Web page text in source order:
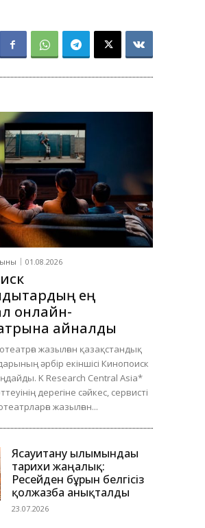
01.08.2026
ең
онлайн-
айналды
жазылған қазақстандық
әрбір екіншісі Кинопоиск
K Research Central Asia*
дерегіне сәйкес, сервисті
жазылған...
Ясауитану ғылымындағы
тарихи жаңалық:
Ресейден бұрын белгісіз
қолжазба анықталды
23.07.2026